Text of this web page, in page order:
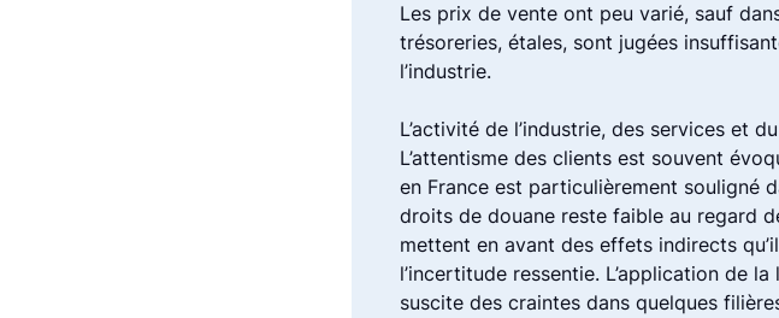
Les prix de vente ont peu varié, sauf
trésoreries, étales, sont jugées
l’industrie.
L’activité de l’industrie, des services et
L’attentisme des clients est souvent
en France est particulièrement souligné
droits de douane reste faible au regard
mettent en avant des effets indirects
l’incertitude ressentie. L’application de
suscite des craintes dans quelques